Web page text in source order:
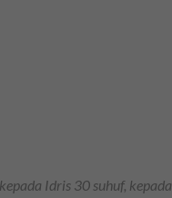
Idris 30 suhuf, kepada